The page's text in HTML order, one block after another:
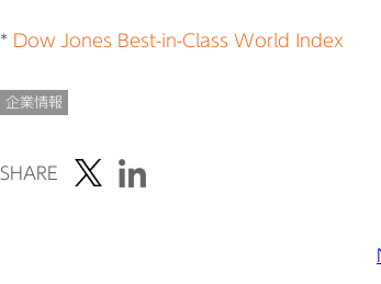
* Dow Jones Best-in-Class World Index
企業情報
SHARE